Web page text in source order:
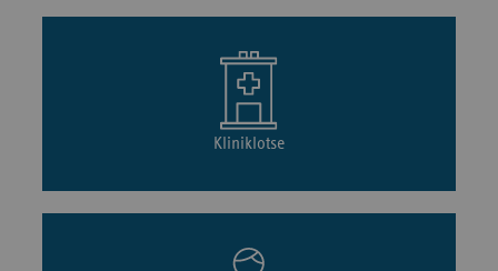
Kliniklotse